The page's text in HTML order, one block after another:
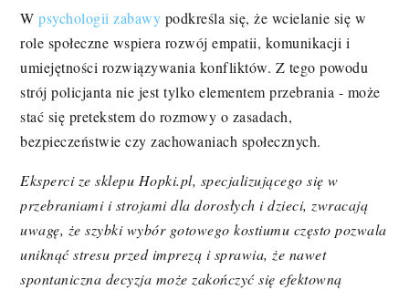
W psychologii zabawy podkreśla się, że wcielanie się w
role społeczne wspiera rozwój empatii, komunikacji i
umiejętności rozwiązywania konfliktów. Z tego powodu
strój policjanta nie jest tylko elementem przebrania - może
stać się pretekstem do rozmowy o zasadach,
bezpieczeństwie czy zachowaniach społecznych.
Eksperci ze sklepu Hopki.pl, specjalizującego się w
przebraniami i strojami dla dorosłych i dzieci, zwracają
uwagę, że szybki wybór gotowego kostiumu często pozwala
uniknąć stresu przed imprezą i sprawia, że nawet
spontaniczna decyzja może zakończyć się efektowną